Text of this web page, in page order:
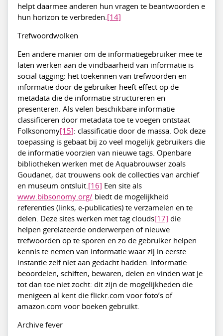
helpt daarmee anderen hun vragen te beantwoorden e
hun horizon te verbreden. [14]
Trefwoordwolken
Een andere manier om de informatiegebruiker mee te
laten werken aan de vindbaarheid van informatie is
social tagging: het toekennen van trefwoorden en
informatie door de gebruiker heeft effect op de
metadata die de informatie structureren en
presenteren. Als velen beschikbare informatie
classificeren door metadata toe te voegen ontstaat
Folksonomy[15]: classificatie door de massa. Ook deze
toepassing is gebaat bij zo veel mogelijk gebruikers die
de informatie voorzien van nieuwe tags. Openbare
bibliotheken werken met de Aquabrouwser zoals
Goudanet, dat trouwens ook de collecties van archief
en museum ontsluit. [16] Een site als
www.bibsonomy.org/biedt de mogelijkheid
referenties (links, e-publicaties) te verzamelen en te
delen. Deze sites werken met tag clouds[17] die
helpen gerelateerde onderwerpen of nieuwe
trefwoorden op te sporen en zo de gebruiker helpen
kennis te nemen van informatie waar zij in eerste
instantie zelf niet aan gedacht hadden. Informatie
beoordelen, schiften, bewaren, delen en vinden wat je
tot dan toe niet zocht: dit zijn de mogelijkheden die
menigeen al kent die flickr.com voor foto’s of
amazon.com voor boeken gebruikt.
Archive fever